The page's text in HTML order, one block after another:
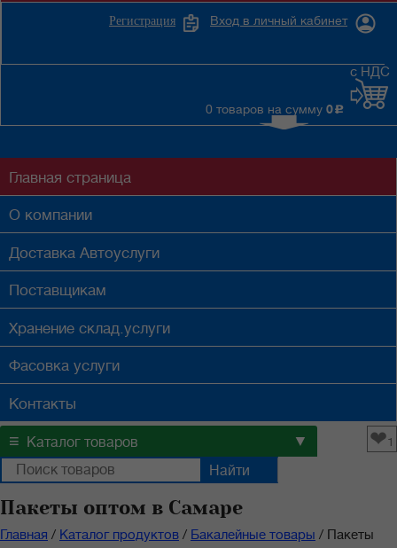
Вход в личный кабинет
Регистрация
0 товаров на сумму 0 c
с НДС
Главная страница
О компании
Доставка Автоуслуги
Поставщикам
Хранение склад.услуги
Фасовка услуги
Контакты
≡ Каталог товаров ▼ ❤1
Пакеты оптом в Самаре
Главная / Каталог продуктов / Бакалейные товары / Пакеты